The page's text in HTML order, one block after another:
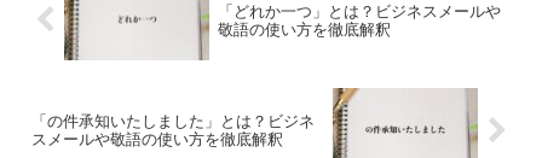
「どれか一つ」とは？ビジネスメールや
敬語の使い方を徹底解釈
「の件承知いたしました」とは？ビジネ
スメールや敬語の使い方を徹底解釈